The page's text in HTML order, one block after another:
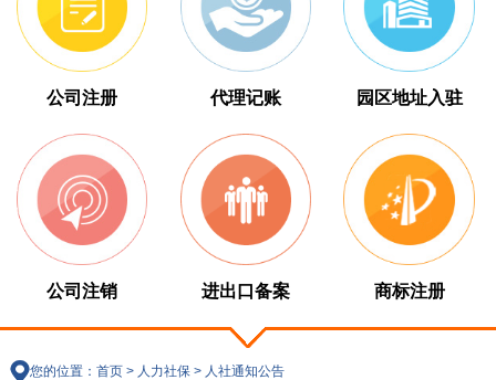
公司注册 代理记账 园区地址入驻
公司注销 进出口备案 商标注册
您的位置： 首页> 人力社保> 人社通知公告